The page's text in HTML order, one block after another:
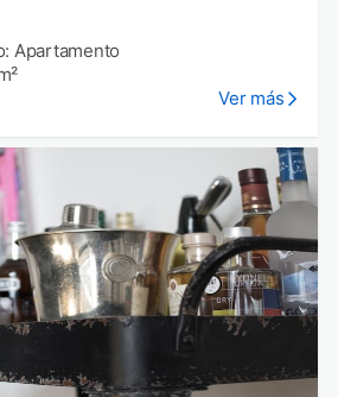
Apartamento
Ver más